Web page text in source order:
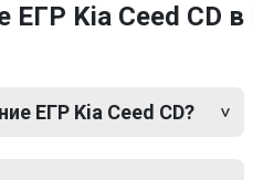
Kia Ceed CD
ЕГР Kia Ceed CD?